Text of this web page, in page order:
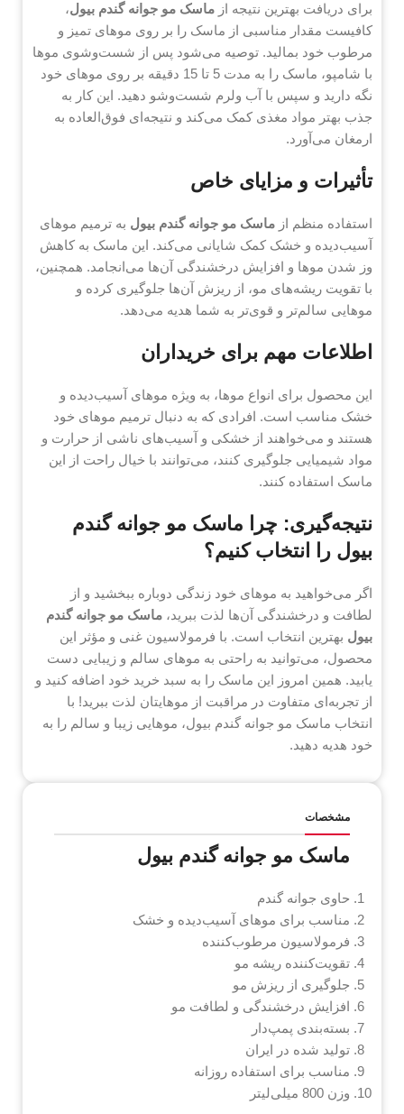
برای دریافت بهترین نتیجه از ماسک مو جوانه گندم بیول،
کافیست مقدار مناسبی از ماسک را بر روی موهای تمیز و
مرطوب خود بمالید. توصیه می‌شود پس از شست‌وشوی موها
با شامپو، ماسک را به مدت 5 تا 15 دقیقه بر روی موهای خود
نگه دارید و سپس با آب ولرم شست‌وشو دهید. این کار به
جذب بهتر مواد مغذی کمک می‌کند و نتیجه‌ای فوق‌العاده به
ارمغان می‌آورد.
تأثیرات و مزایای خاص
استفاده منظم از ماسک مو جوانه گندم بیول به ترمیم موهای
آسیب‌دیده و خشک کمک شایانی می‌کند. این ماسک به کاهش
وز شدن موها و افزایش درخشندگی آن‌ها می‌انجامد. همچنین،
با تقویت ریشه‌های مو، از ریزش آن‌ها جلوگیری کرده و
موهایی سالم‌تر و قوی‌تر به شما هدیه می‌دهد.
اطلاعات مهم برای خریداران
این محصول برای انواع موها، به ویژه موهای آسیب‌دیده و
خشک مناسب است. افرادی که به دنبال ترمیم موهای خود
هستند و می‌خواهند از خشکی و آسیب‌های ناشی از حرارت و
مواد شیمیایی جلوگیری کنند، می‌توانند با خیال راحت از این
ماسک استفاده کنند.
نتیجه‌گیری: چرا ماسک مو جوانه گندم
بیول را انتخاب کنیم؟
اگر می‌خواهید به موهای خود زندگی دوباره ببخشید و از
لطافت و درخشندگی آن‌ها لذت ببرید، ماسک مو جوانه گندم
بیول بهترین انتخاب است. با فرمولاسیون غنی و مؤثر این
محصول، می‌توانید به راحتی به موهای سالم و زیبایی دست
یابید. همین امروز این ماسک را به سبد خرید خود اضافه کنید و
از تجربه‌ای متفاوت در مراقبت از موهایتان لذت ببرید! با
انتخاب ماسک مو جوانه گندم بیول، موهایی زیبا و سالم را به
خود هدیه دهید.
مشخصات
ماسک مو جوانه گندم بیول
حاوی جوانه گندم
مناسب برای موهای آسیب‌دیده و خشک
فرمولاسیون مرطوب‌کننده
تقویت‌کننده ریشه مو
جلوگیری از ریزش مو
افزایش درخشندگی و لطافت مو
بسته‌بندی پمپ‌دار
تولید شده در ایران
مناسب برای استفاده روزانه
وزن 800 میلی‌لیتر